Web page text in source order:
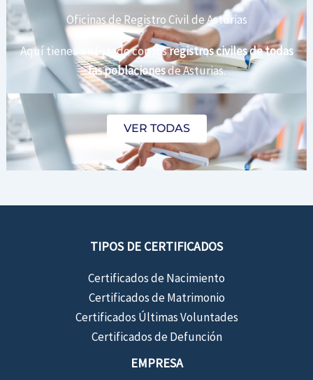
Oficinas de Registro Civil de Asturias
Aquí tienes un listado con losregistros civiles de todas
las poblacionesde Asturias.
VER TODAS
TIPOS DE CERTIFICADOS
Certificados de Nacimiento
Certificados de Matrimonio
Certificados Últimas Voluntades
Certificados de Defunción
EMPRESA